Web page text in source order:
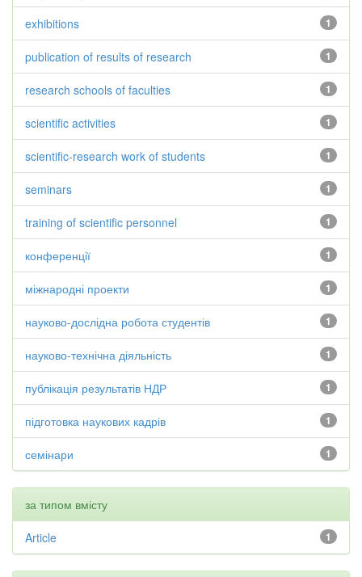
1
exhibitions
1
publication of results of research
1
research schools of faculties
1
scientific activities
1
scientific-research work of students
1
seminars
1
training of scientific personnel
1
конференції
1
міжнародні проекти
1
науково-дослідна робота студентів
1
науково-технічна діяльність
1
публікація результатів НДР
1
підготовка наукових кадрів
1
семінари
за типом вмісту
1
Article